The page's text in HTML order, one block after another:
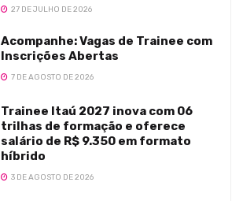
27 DE JULHO DE 2026
Acompanhe: Vagas de Trainee com
Inscrições Abertas
7 DE AGOSTO DE 2026
Trainee Itaú 2027 inova com 06
trilhas de formação e oferece
salário de R$ 9.350 em formato
híbrido
3 DE AGOSTO DE 2026